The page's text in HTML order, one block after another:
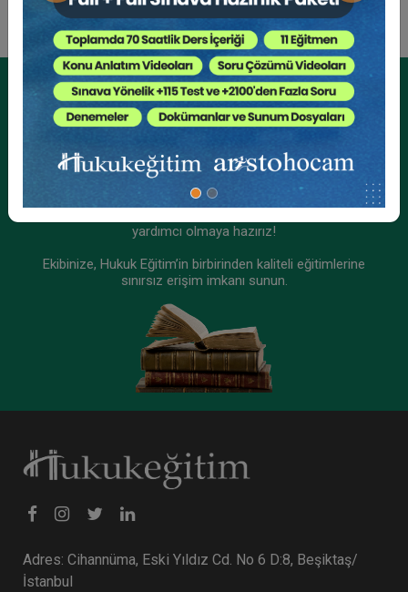
Kurumsal Üyelikler İçin
Kurumsal Teklif Alın
yardımcı olmaya hazırız!
Ekibinize, Hukuk Eğitim’in birbirinden kaliteli eğitimlerine
sınırsız erişim imkanı sunun.
Adres: Cihannüma, Eski Yıldız Cd. No 6 D:8, Beşiktaş/
İstanbul